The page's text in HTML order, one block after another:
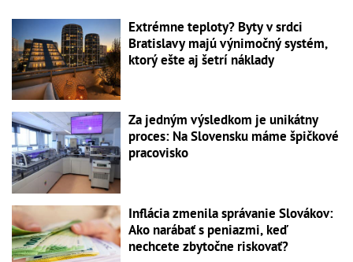
Extrémne teploty? Byty v srdci
Bratislavy majú výnimočný systém,
ktorý ešte aj šetrí náklady
Za jedným výsledkom je unikátny
proces: Na Slovensku máme špičkové
pracovisko
Inflácia zmenila správanie Slovákov:
Ako narábať s peniazmi, keď
nechcete zbytočne riskovať?